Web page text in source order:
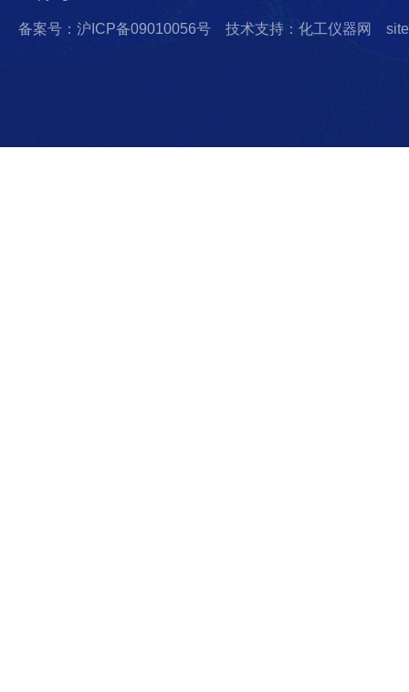
备案号：沪ICP备09010056号 技术支持：化工仪器网